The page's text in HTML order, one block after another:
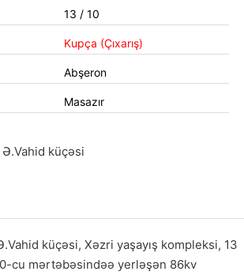
13 / 10
Kupça (Çıxarış)
Abşeron
Masazır
Ə.Vahid küçəsi
küçəsi, Xəzri yaşayış kompleksi, 13
cu mərtəbəsindəə yerləşən 86kv